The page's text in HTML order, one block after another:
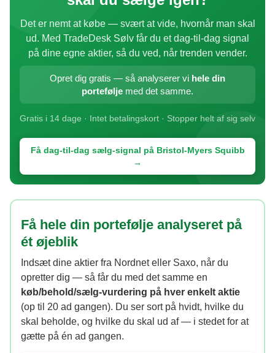
Det er nemt at købe — svært at vide, hvornår man skal
ud. Med TradeDesk Sølv får du et dag-til-dag signal
på dine egne aktier, så du ved, når trenden vender.
Opret dig gratis — så analyserer vi hele din
portefølje med det samme.
Gratis i 14 dage · Intet betalingskort · Stopper helt af sig selv
Få dag-til-dag sælg-signal på Bristol-Myers Squibb
→
Få hele din portefølje analyseret på
ét øjeblik
Indsæt dine aktier fra Nordnet eller Saxo, når du
opretter dig — så får du med det samme en
køb/behold/sælg-vurdering på hver enkelt aktie
(op til 20 ad gangen). Du ser sort på hvidt, hvilke du
skal beholde, og hvilke du skal ud af — i stedet for at
gætte på én ad gangen.